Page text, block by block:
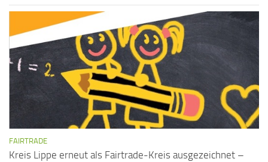
FAIRTRADE
Kreis Lippe erneut als Fairtrade-Kreis ausgezeichnet –